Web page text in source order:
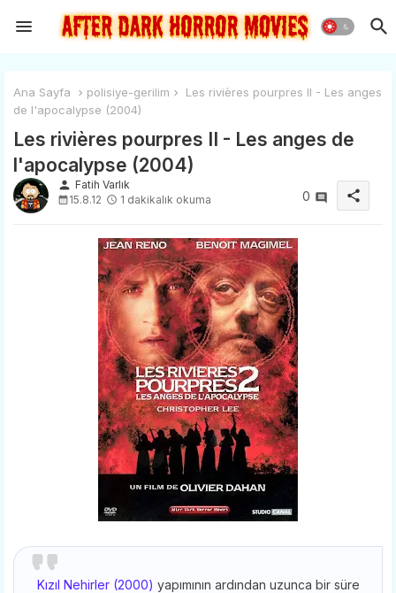
Ana Sayfa polisiye-gerilim
Les rivières pourpres II - Les anges
de l'apocalypse (2004)
Les rivières pourpres II - Les anges de
l'apocalypse (2004)
person Fatih Varlık
15.8.12
1 dakikalık okuma 0 share
Kızıl Nehirler (2000) yapımının ardından uzunca bir süre